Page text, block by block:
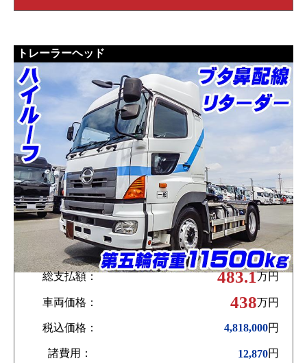
トレーラーヘッド
総支払額： 483.1万円
車両価格： 438万円
税込価格： 4,818,000円
諸費用： 12,870円